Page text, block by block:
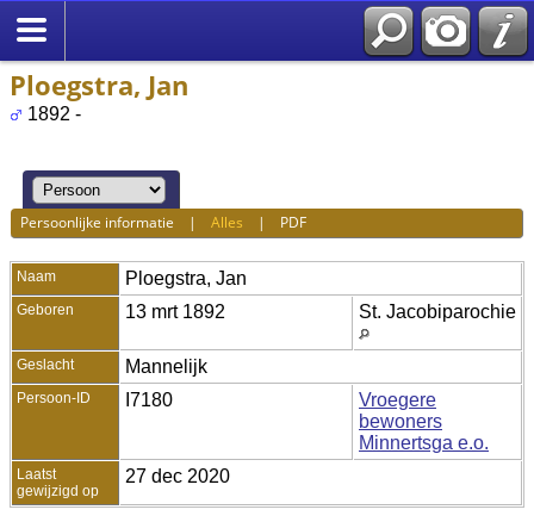
Ploegstra, Jan
1892 -
Persoonlijke informatie |Alles | PDF
Naam Ploegstra, Jan
Geboren 13 mrt 1892 St. Jacobiparochie
Geslacht Mannelijk
Persoon-ID I7180
Vroegere
bewoners
Minnertsga e.o.
Laatst
gewijzigd op
27 dec 2020